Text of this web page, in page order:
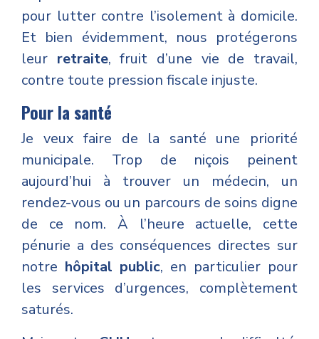
pour lutter contre l’isolement à domicile.
Et bien évidemment, nous protégerons
leur retraite, fruit d’une vie de travail,
contre toute pression fiscale injuste.
Pour la santé
Je veux faire de la santé une priorité
municipale. Trop de niçois peinent
aujourd’hui à trouver un médecin, un
rendez-vous ou un parcours de soins digne
de ce nom. À l’heure actuelle, cette
pénurie a des conséquences directes sur
notre hôpital public, en particulier pour
les services d’urgences, complètement
saturés.